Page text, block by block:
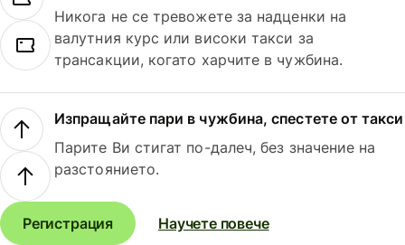
Никога не се тревожете за надценки на
валутния курс или високи такси за
трансакции, когато харчите в чужбина.
Изпращайте пари в чужбина, спестете от такси
Парите Ви стигат по-далеч, без значение на
разстоянието.
Регистрация Научете повече